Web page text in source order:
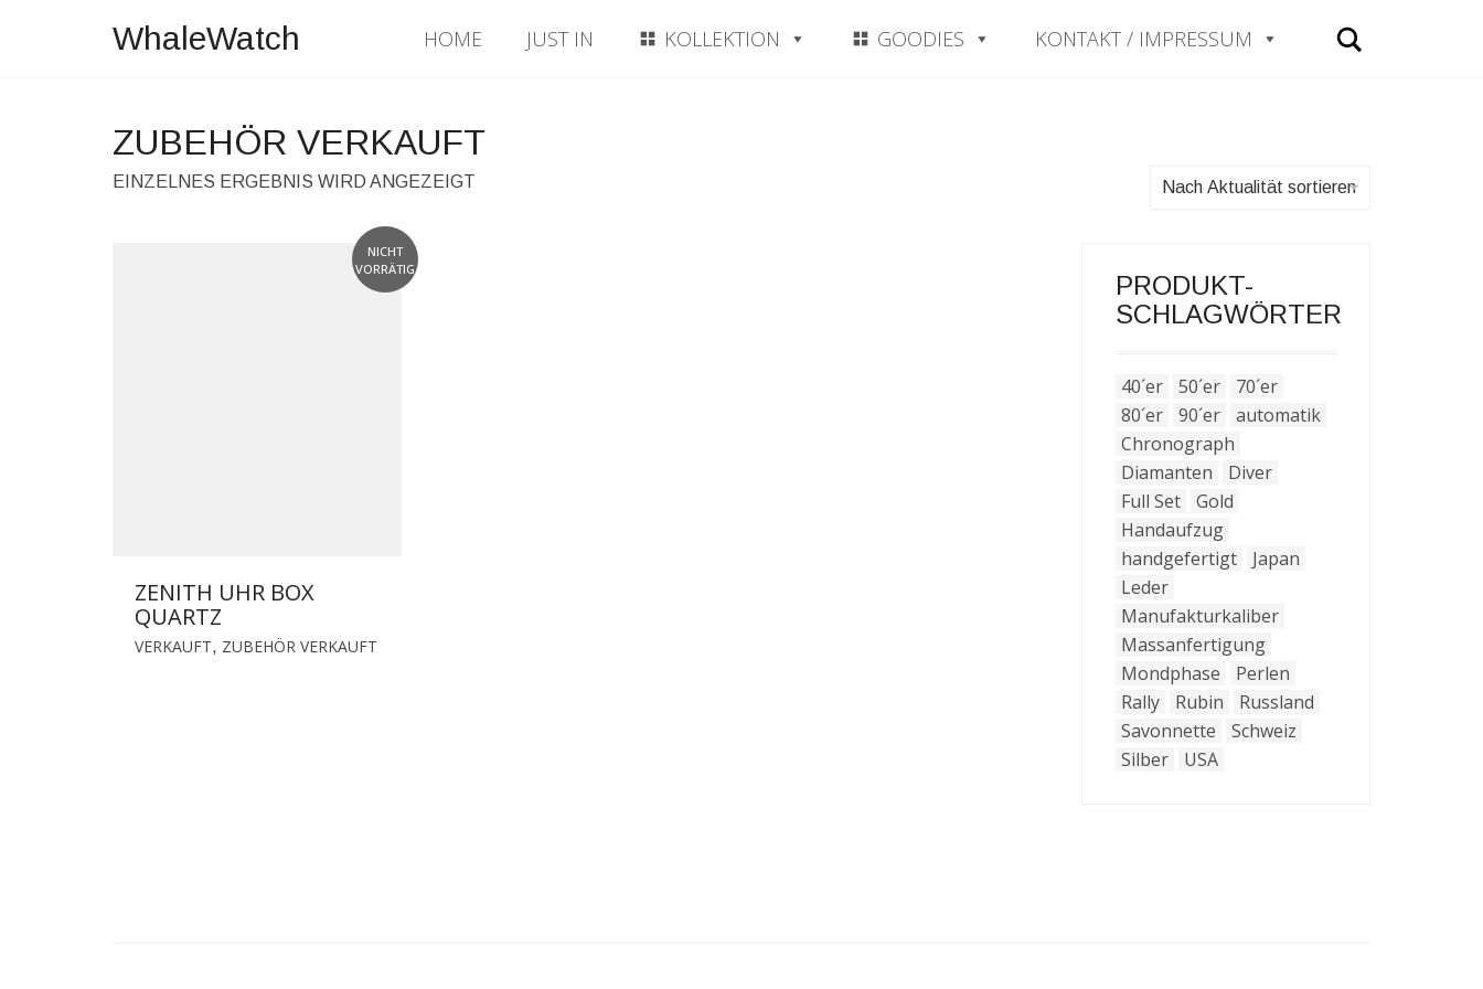
WhaleWatch HOME JUST IN KOLLEKTION GOODIES KONTAKT / IMPRESSUM
ZUBEHÖR VERKAUFT
EINZELNES ERGEBNIS WIRD ANGEZEIGT Nach Aktualität sortieren
NICHT
VORRÄTIG
ZENITH UHR BOX
QUARTZ
VERKAUFT, ZUBEHÖR VERKAUFT
PRODUKT-
SCHLAGWÖRTER
40´er 50´er
70´er
80´er
90´er
automatik
Chronograph
Diamanten
Diver
Full Set
Gold
Handaufzug
handgefertigt
Japan
Leder
Manufakturkaliber
Massanfertigung
Mondphase
Perlen
Rally
Rubin
Russland
Savonnette
Schweiz
Silber
USA